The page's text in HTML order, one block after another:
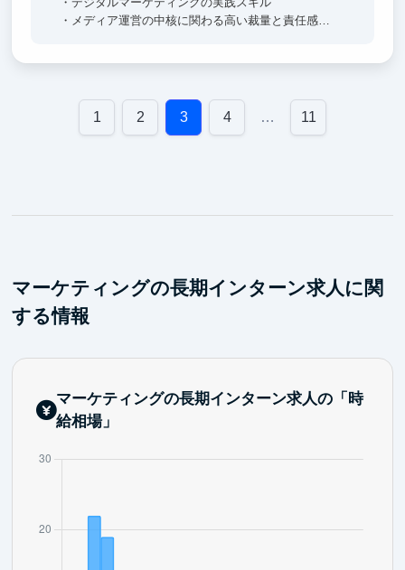
・メディア運営の中核に関わる高い裁量と責任感
長期インターンから実際に新卒として入社した先輩も
ちょっと話聞いてみたいと思った方は、
1 2 3 4 … 11
マーケティングの長期インターン求人に関
する情報
マーケティングの長期インターン求人の「時
給相場」